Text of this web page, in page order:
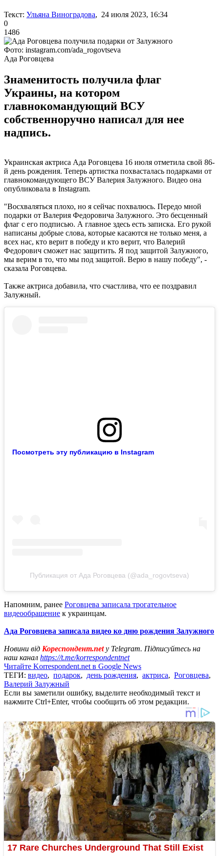
Текст: Ульяна Виноградова, 24 июля 2023, 16:34
0
1486
Фото: instagram.com/ada_rogovtseva
Ада Роговцева
Знаменитость получила флаг
Украины, на котором
главнокомандующий ВСУ
собственноручно написал для нее
надпись.
Украинская актриса Ада Роговцева 16 июля отметила свой 86-
й день рождения. Теперь артистка похвасталась подарками от
главнокомандующего ВСУ Валерия Залужного. Видео она
опубликовала в Instagram.
"Восхваляться плохо, но я сейчас похвалюсь. Передо мной
подарки от Валерия Федоровича Залужного. Это бесценный
флаг с его подписью. А главное здесь есть записка. Его рукой
написаны добрые слова, которые касаются не только меня, а
всех нас, кто верит в победу и кто верит, что Валерий
Федорович сможет нас защитить. Я под защитой Залужного,
мы верим в то, что мы под защитой. Верю в нашу победу", -
сказала Роговцева.
Также актриса добавила, что счастлива, что ее поздравил
Залужный.
Посмотреть эту публикацию в Instagram
Публикация от Ада Роговцева (@ada_rogovtseva)
Напомним, ранее Роговцева записала трогательное
видеообращение к украинцам.
Ада Роговцева записала видео ко дню рождения Залужного
Новини від Кореспондент.netу Telegram. Підписуйтесь на
наш канал https://t.me/korrespondentnet
Читайте Korrespondent.net в Google News
ТЕГИ: видео, подарок, день рождения, актриса, Роговцева,
Валерий Залужный
Если вы заметили ошибку, выделите необходимый текст и
нажмите Ctrl+Enter, чтобы сообщить об этом редакции.